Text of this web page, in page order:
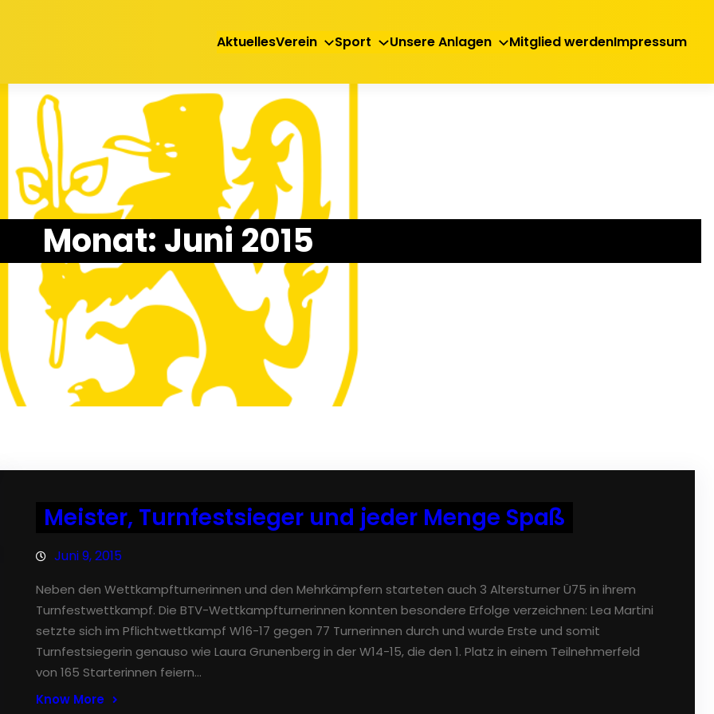
AktuellesVerein Sport Unsere Anlagen Mitglied werdenImpressum
Monat: Juni 2015
Meister, Turnfestsieger und jeder Menge Spaß
Juni 9, 2015
Neben den Wettkampfturnerinnen und den Mehrkämpfern starteten auch 3 Altersturner Ü75 in ihrem
Turnfestwettkampf. Die BTV-Wettkampfturnerinnen konnten besondere Erfolge verzeichnen: Lea Martini
setzte sich im Pflichtwettkampf W16-17 gegen 77 Turnerinnen durch und wurde Erste und somit
Turnfestsiegerin genauso wie Laura Grunenberg in der W14-15, die den 1. Platz in einem Teilnehmerfeld
von 165 Starterinnen feiern…
Know More